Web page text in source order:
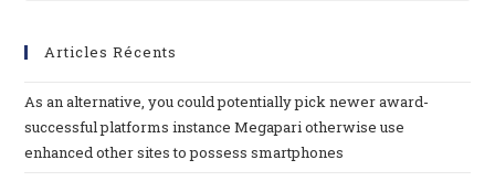
Articles Récents
As an alternative, you could potentially pick newer award-
successful platforms instance Megapari otherwise use
enhanced other sites to possess smartphones